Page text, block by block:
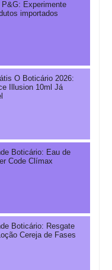
P&G: Experimente
importados
O Boticário 2026:
Illusion 10ml Já
Boticário: Eau de
Code Clímax
Boticário: Resgate
Cereja de Fases